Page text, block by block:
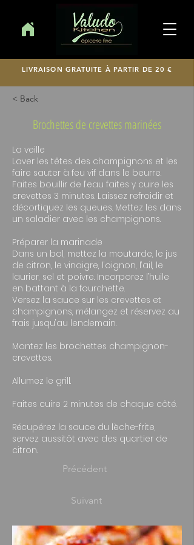
LIVRAISON GRATUITE À PARTIR DE 20 €
< Back
Brochettes de crevettes marinées
La veille
Laver les têtes des champignons et les
faire sauter à feu vif dans le beurre.
Faites bouillir de l’eau faites y cuire les
crevettes 3 minutes. Laissez refroidir et
décortiquez les queues. Mettez les dans
un saladier avec les champignons.
Préparer la marinade
Dans un bol, mettez la moutarde, le jus
de citron, le vinaigre, l’oignon, l’ail, le
laurier, sel et poivre. Incorporez l’huile
en battant à la fourchette.
Versez la sauce sur les crevettes et
champignons, mélangez et réservez au
frais jusqu’au lendemain.
Montez les brochettes champignon-
crevettes.
Allumez le grill.
Faites cuire 2 minutes de chaque côté.
Récupérez la sauce du lèche-frite,
servez aussitôt avec des quartier de
citron.
Précédent
Suivant